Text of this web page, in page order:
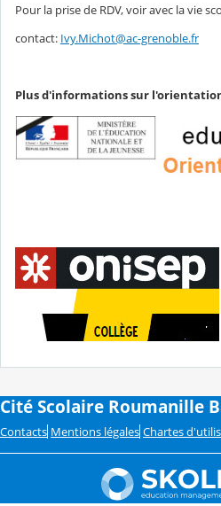
Pour la prise de RDV, voir avec la vie
contact: Ivy.Michot@ac-grenoble.fr
Plus d'informations sur
Cité Scolaire Roumanille
Contacts Mentions légales Chartes